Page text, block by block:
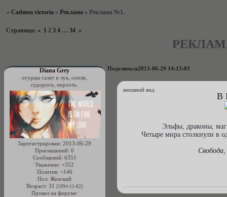
» Cadmea victoria » Реклама » Реклама №1.
Страница: « 1 2 3 4 … 34 »
Поделиться2013-06-29 14:15:03
Diana Grey
огурцы салат и лук, сопли,
судороги, перхоть.
Зарегистрирован: 2013-06-29
Приглашений: 0
Сообщений: 6351
Уважение: +352
Позитив: +146
Пол: Женский
Возраст: 31 [1994-11-02]
Провел на форуме:
внешний вид
В
Эльфы, драконы,
Четыре мира столкнули в
Свобода,